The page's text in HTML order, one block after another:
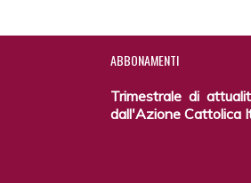
ABBONAMENTI
Trimestrale di
dall'Azione Cattolica